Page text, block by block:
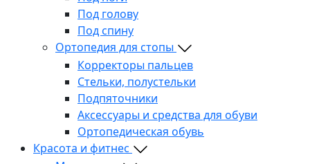
Под голову
Под спину
Ортопедия для стопы
Корректоры пальцев
Стельки, полустельки
Подпяточники
Аксессуары и средства для обуви
Ортопедическая обувь
Красота и фитнес